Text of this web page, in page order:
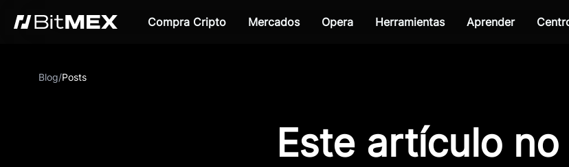
Compra Cripto Mercados Opera Herramientas Aprender
Blog/Posts
Este artículo